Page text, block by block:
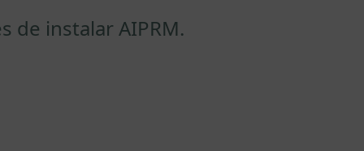
de instalar AIPRM.